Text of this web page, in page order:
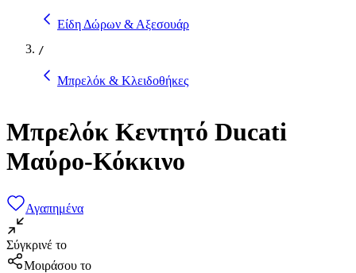
Είδη Δώρων & Αξεσουάρ
/
Μπρελόκ & Κλειδοθήκες
Μπρελόκ Κεντητό Ducati
Μαύρο-Κόκκινο
Αγαπημένα
Σύγκρινέ το
Μοιράσου το